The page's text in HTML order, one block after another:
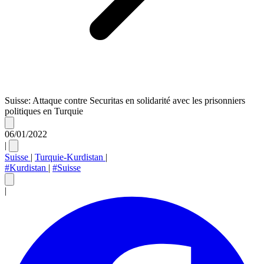
Suisse: Attaque contre Securitas en solidarité avec les prisonniers
politiques en Turquie
06/01/2022
|
Suisse | Turquie-Kurdistan |
#Kurdistan | #Suisse
|